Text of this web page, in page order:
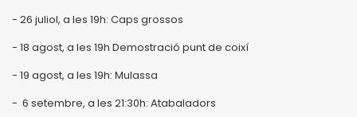
- 26 juliol, a les 19h: Caps grossos
- 18 agost, a les 19h Demostració punt de coixí
- 19 agost, a les 19h: Mulassa
- 6 setembre, a les 21:30h: Atabaladors